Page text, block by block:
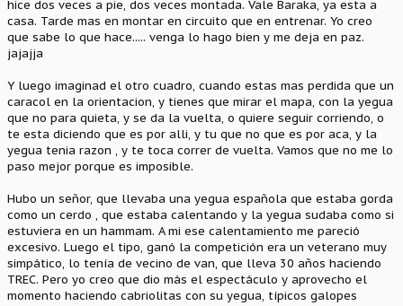
hice dos veces a pie, dos veces montada. Vale Baraka, ya esta a
casa. Tarde mas en montar en circuito que en entrenar. Yo creo
que sabe lo que hace..... venga lo hago bien y me deja en paz.
jajajja
Y luego imaginad el otro cuadro, cuando estas mas perdida que un
caracol en la orientacion, y tienes que mirar el mapa, con la yegua
que no para quieta, y se da la vuelta, o quiere seguir corriendo, o
te esta diciendo que es por alli, y tu que no que es por aca, y la
yegua tenia razon , y te toca correr de vuelta. Vamos que no me lo
paso mejor porque es imposible.
Hubo un señor, que llevaba una yegua española que estaba gorda
como un cerdo , que estaba calentando y la yegua sudaba como si
estuviera en un hammam. A mi ese calentamiento me pareció
excesivo. Luego el tipo, ganó la competición era un veterano muy
simpático, lo tenía de vecino de van, que lleva 30 años haciendo
TREC. Pero yo creo que dio más el espectáculo y aprovecho el
momento haciendo cabriolitas con su yegua, típicos galopes